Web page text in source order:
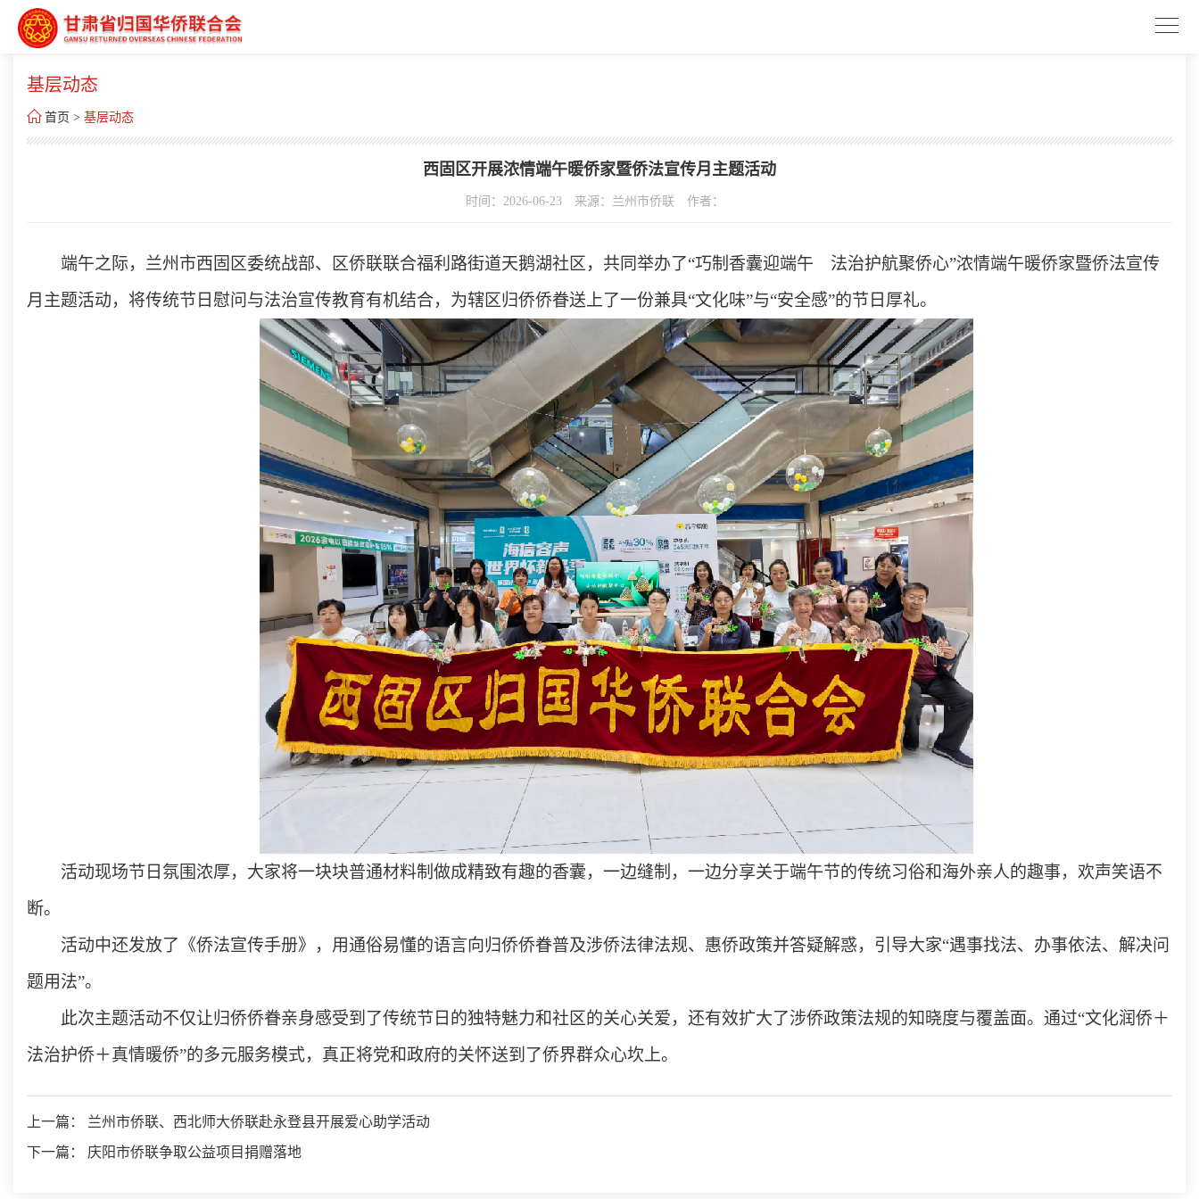
基层动态
 首页 > 基层动态
西固区开展浓情端午暖侨家暨侨法宣传月主题活动
时间：2026-06-23 来源：兰州市侨联 作者：
端午之际，兰州市西固区委统战部、区侨联联合福利路街道天鹅湖社区，共同举办了“巧制香囊迎端午 法治护航聚侨心”浓情端午暖侨家暨侨法宣传
月主题活动，将传统节日慰问与法治宣传教育有机结合，为辖区归侨侨眷送上了一份兼具“文化味”与“安全感”的节日厚礼。
活动现场节日氛围浓厚，大家将一块块普通材料制做成精致有趣的香囊，一边缝制，一边分享关于端午节的传统习俗和海外亲人的趣事，欢声笑语不
断。
活动中还发放了《侨法宣传手册》，用通俗易懂的语言向归侨侨眷普及涉侨法律法规、惠侨政策并答疑解惑，引导大家“遇事找法、办事依法、解决问
题用法”。
此次主题活动不仅让归侨侨眷亲身感受到了传统节日的独特魅力和社区的关心关爱，还有效扩大了涉侨政策法规的知晓度与覆盖面。通过“文化润侨＋
法治护侨＋真情暖侨”的多元服务模式，真正将党和政府的关怀送到了侨界群众心坎上。
上一篇： 兰州市侨联、西北师大侨联赴永登县开展爱心助学活动
下一篇： 庆阳市侨联争取公益项目捐赠落地